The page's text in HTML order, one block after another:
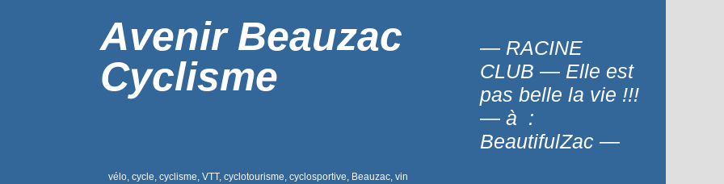
Avenir Beauzac
Cyclisme
— RACINE
CLUB — Elle est
pas belle la vie !!!
— à :
BeautifulZac —
vélo, cycle, cyclisme, VTT, cyclotourisme, cyclosportive, Beauzac, vin